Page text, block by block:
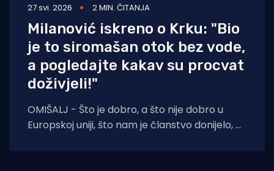
27 svi. 2026 2 MIN. ČITANJA
Milanović iskreno o Krku: "Bio
je to siromašan otok bez vode,
a pogledajte kakav su procvat
doživjeli!"
OMIŠALJ - Što je dobro, a što nije dobro u
Europskoj uniji, što nam je članstvo donijelo, a